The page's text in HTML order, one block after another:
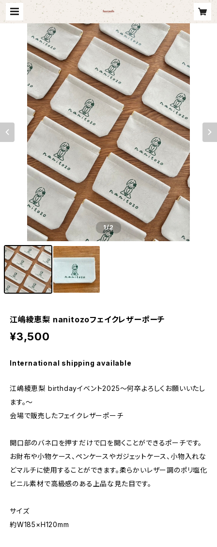
1/2
江嶋綾恵梨 nanitozoフェイクレザーポーチ
¥3,500
International shipping available
江嶋綾恵梨 birthdayイベント2025〜何卒よろしくお願いいたし
ます。〜
会場で販売したフェイクレザーポーチ
開口部のバネ口を押すだけで口を開くことができるポーチです。
お財布や小物ケース、ペンケースやガジェットケース、小物入れな
どマルチに使用することができます。柔らかいレザー調のポリ塩化
ビニル素材で高級感のある上品な見た目です。
サイズ
約W185×H120mm